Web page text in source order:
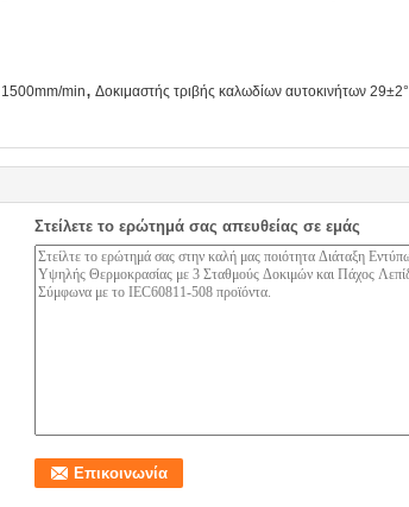
1500mm/min, Δοκιμαστής τριβής καλωδίων αυτοκινήτων 29±2°
Στείλετε το ερώτημά σας απευθείας σε εμάς